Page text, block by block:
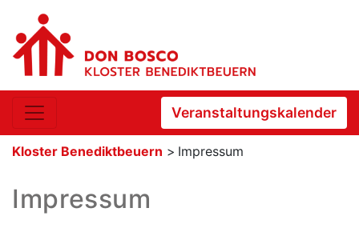
Veranstaltungskalender
Kloster Benediktbeuern > Impressum
Impressum